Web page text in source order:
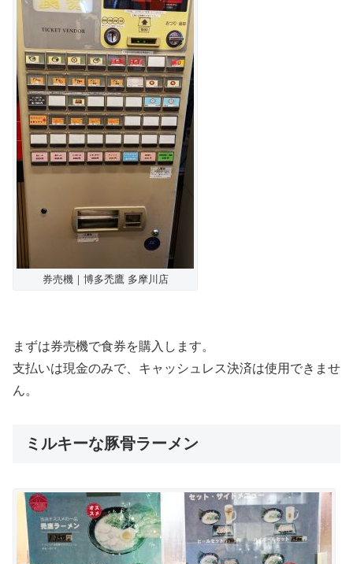
券売機｜博多禿鷹 多摩川店
まずは券売機で食券を購入します。
支払いは現金のみで、キャッシュレス決済は使用できませ
ん。
ミルキーな豚骨ラーメン